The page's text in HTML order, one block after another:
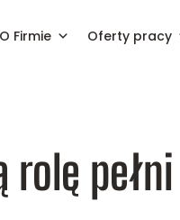
O Firmie Oferty pracy
rolę pełni